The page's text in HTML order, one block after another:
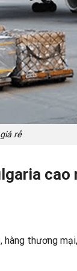
rẻ
cao
hàng thương